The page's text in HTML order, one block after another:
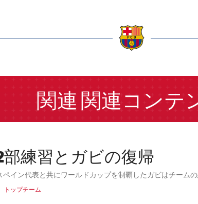
関連 関連コンテ
部練習とガビの復帰
ペイン代表と共にワールドカップを制覇したガビはチーム
トップチーム